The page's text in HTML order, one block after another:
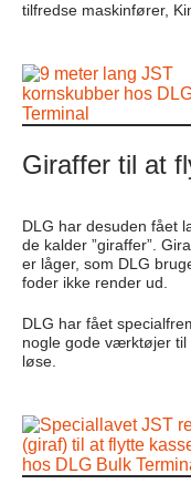
tilfredse maskinfører,
Giraffer til at
DLG har desuden fået
de kalder ”giraffer”.
er låger, som DLG
foder ikke render ud.
DLG har fået
nogle gode værktøjer til
løse.